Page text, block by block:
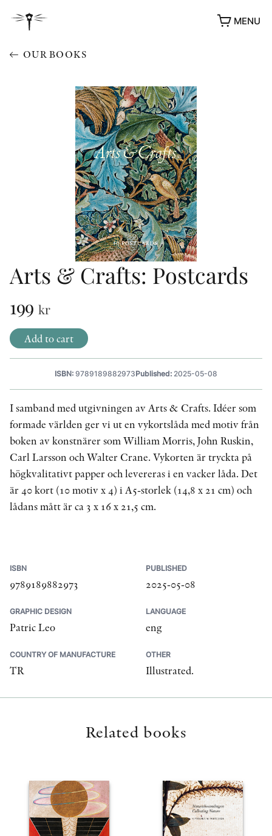
MENU
AWARDS
PEER REVIEW PROCESS
OUR BOOKS
Arts & Crafts: Postcards
199 kr
Add to cart
ISBN: 9789189882973Published: 2025-05-08
I samband med utgivningen av Arts & Crafts. Idéer som
formade världen ger vi ut en vykortslåda med motiv från
boken av konstnärer som William Morris, John Ruskin,
Carl Larsson och Walter Crane. Vykorten är tryckta på
högkvalitativt papper och levereras i en vacker låda. Det
är 40 kort (10 motiv x 4) i A5-storlek (14,8 x 21 cm) och
lådans mått är ca 3 x 16 x 21,5 cm.
ISBN
9789189882973
PUBLISHED
2025-05-08
GRAPHIC DESIGN
Patric Leo
LANGUAGE
eng
COUNTRY OF MANUFACTURE
TR
OTHER
Illustrated.
Related books